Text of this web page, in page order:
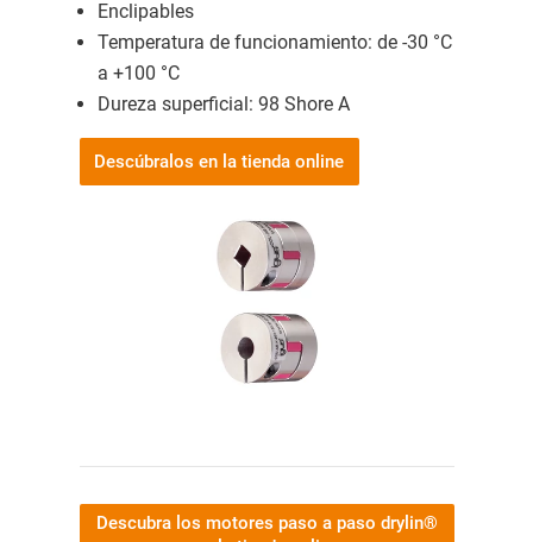
Enclipables
Temperatura de funcionamiento: de -30 °C
a +100 °C
Dureza superficial: 98 Shore A
Descúbralos en la tienda online
Descubra los motores paso a paso drylin®